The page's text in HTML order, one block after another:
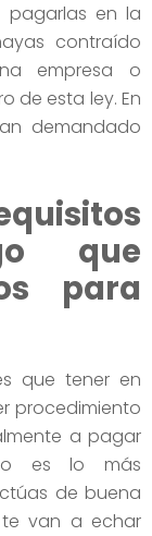
en la
contraído
empresa o
de esta ley. En
demandado
que
para
que tener en
procedimiento
a pagar
es lo más
de buena
van a echar